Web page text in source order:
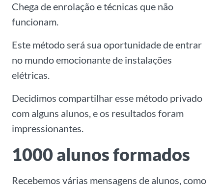
Chega de enrolação e técnicas que não
funcionam.
Este método será sua oportunidade de entrar
no mundo emocionante de instalações
elétricas.
Decidimos compartilhar esse método privado
com alguns alunos, e os resultados foram
impressionantes.
1000 alunos formados
Recebemos várias mensagens de alunos, como